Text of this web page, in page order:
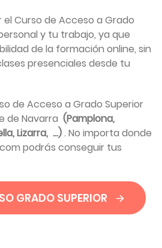
Curso de Acceso a Grado
y tu trabajo, ya que
de la formación online, sin
presenciales desde tu
de Acceso a Grado Superior
de Navarra (Pamplona,
Lizarra, ...). No importa donde
podrás conseguir tus
GRADO SUPERIOR